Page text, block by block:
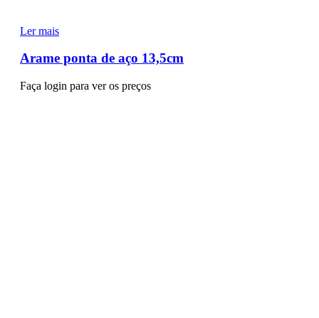
Ler mais
Arame ponta de aço 13,5cm
Faça login para ver os preços